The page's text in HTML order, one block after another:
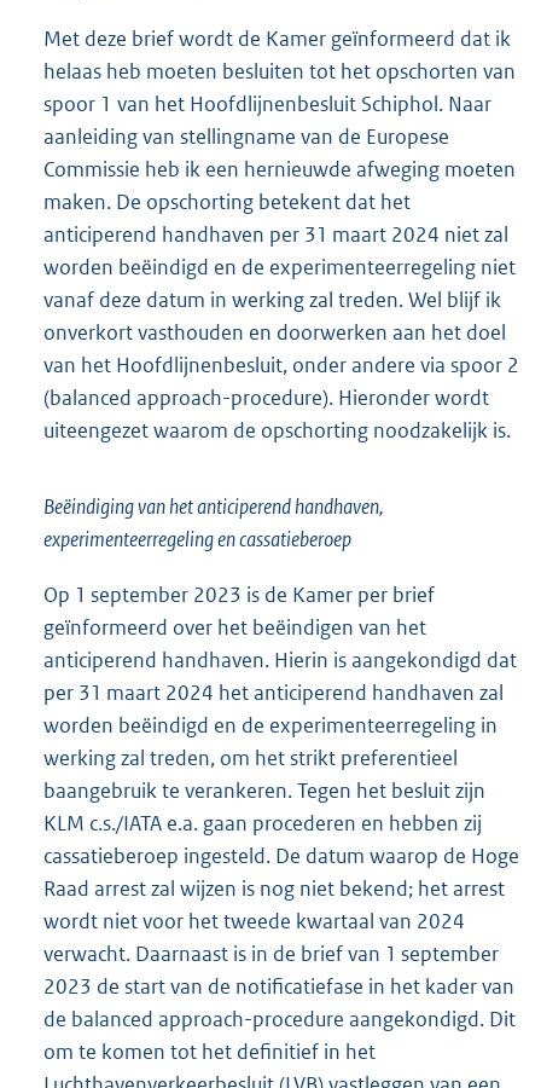
Met deze brief wordt de Kamer geïnformeerd dat ik
helaas heb moeten besluiten tot het opschorten van
spoor 1 van het Hoofdlijnenbesluit Schiphol. Naar
aanleiding van stellingname van de Europese
Commissie heb ik een hernieuwde afweging moeten
maken. De opschorting betekent dat het
anticiperend handhaven per 31 maart 2024 niet zal
worden beëindigd en de experimenteerregeling niet
vanaf deze datum in werking zal treden. Wel blijf ik
onverkort vasthouden en doorwerken aan het doel
van het Hoofdlijnenbesluit, onder andere via spoor 2
(balanced approach-procedure). Hieronder wordt
uiteengezet waarom de opschorting noodzakelijk is.
Beëindiging van het anticiperend handhaven,
experimenteerregeling en cassatieberoep
Op 1 september 2023 is de Kamer per brief
geïnformeerd over het beëindigen van het
anticiperend handhaven. Hierin is aangekondigd dat
per 31 maart 2024 het anticiperend handhaven zal
worden beëindigd en de experimenteerregeling in
werking zal treden, om het strikt preferentieel
baangebruik te verankeren. Tegen het besluit zijn
KLM c.s./IATA e.a. gaan procederen en hebben zij
cassatieberoep ingesteld. De datum waarop de Hoge
Raad arrest zal wijzen is nog niet bekend; het arrest
wordt niet voor het tweede kwartaal van 2024
verwacht. Daarnaast is in de brief van 1 september
2023 de start van de notificatiefase in het kader van
de balanced approach-procedure aangekondigd. Dit
om te komen tot het definitief in het